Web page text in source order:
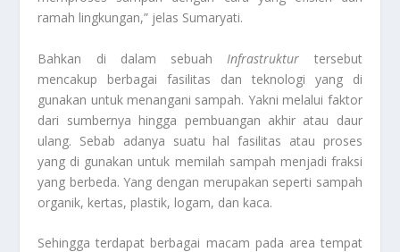
ramah lingkungan,” jelas Sumaryati.
Bahkan di dalam sebuahInfrastruktur tersebut
mencakup berbagai fasilitas dan teknologi yang di
gunakan untuk menangani sampah. Yakni melalui faktor
dari sumbernya hingga pembuangan akhir atau daur
ulang. Sebab adanya suatu hal fasilitas atau proses
yang di gunakan untuk memilah sampah menjadi fraksi
yang berbeda. Yang dengan merupakan seperti sampah
organik, kertas, plastik, logam, dan kaca.
Sehingga terdapat berbagai macam pada area tempat